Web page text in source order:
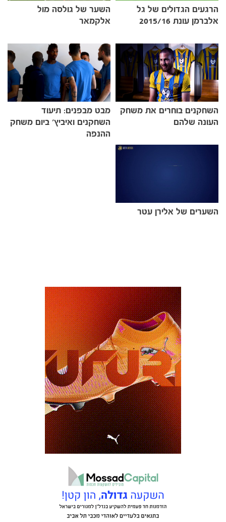
הרגעים הגדולים של גל
אלברמן עונת 2015/16
השער של גולסה מול
אלקמאר
השחקנים בוחרים את משחק
העונה שלהם
מבט מבפנים: תיעוד
השחקנים ואיביץ' ביום משחק
ההנפה
השערים של אלירן עטר